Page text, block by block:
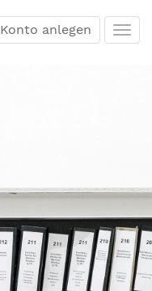
Konto anlegen